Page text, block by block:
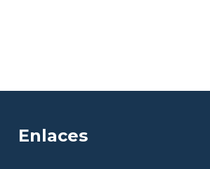
Enlaces